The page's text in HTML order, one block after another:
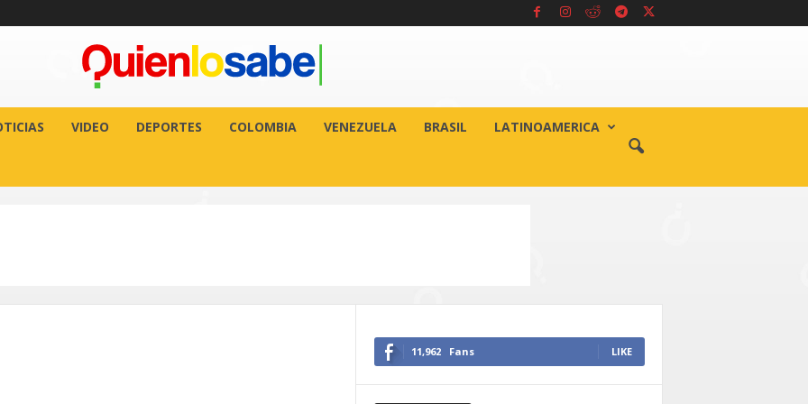
VIDEO DEPORTES COLOMBIA VENEZUELA BRASIL LATINOAMERICA
11,962 Fans LIKE